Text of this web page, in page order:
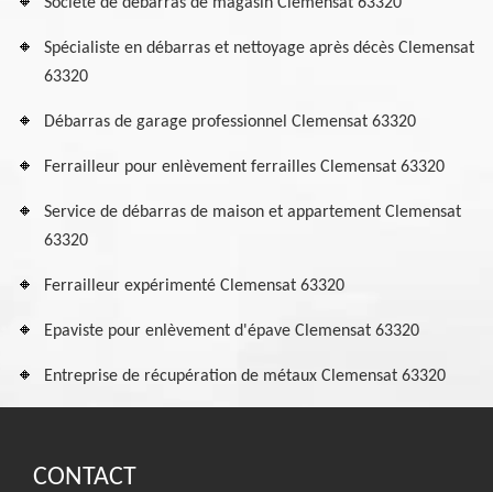
Spécialiste en débarras et nettoyage après décès Clemensat
63320
Débarras de garage professionnel Clemensat 63320
Ferrailleur pour enlèvement ferrailles Clemensat 63320
Service de débarras de maison et appartement Clemensat
63320
Ferrailleur expérimenté Clemensat 63320
Epaviste pour enlèvement d'épave Clemensat 63320
Entreprise de récupération de métaux Clemensat 63320
CONTACT